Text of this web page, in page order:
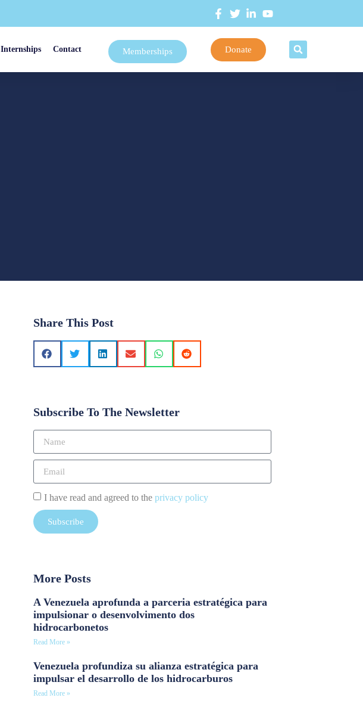
Internships Contact Memberships Donate
Share This Post
Subscribe To The Newsletter
I have read and agreed to the privacy policy
Subscribe
More Posts
A Venezuela aprofunda a parceria estratégica para
impulsionar o desenvolvimento dos
hidrocarbonetos
Read More »
Venezuela profundiza su alianza estratégica para
impulsar el desarrollo de los hidrocarburos
Read More »